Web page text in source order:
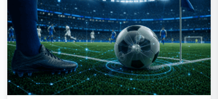
The smartest player on the pitch might be the ball